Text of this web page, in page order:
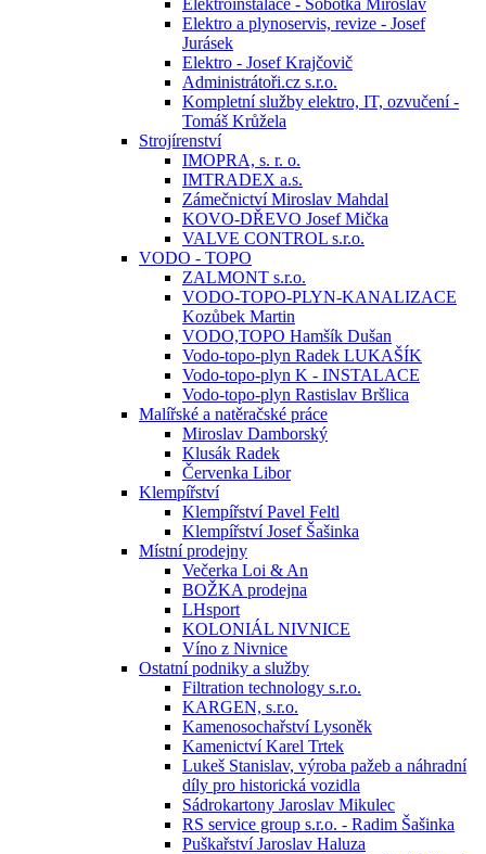
Elektroinstalace - Sobotka Miroslav
Elektro a plynoservis, revize - Josef
Jurásek
Elektro - Josef Krajčovič
Administrátoři.cz s.r.o.
Kompletní služby elektro, IT, ozvučení -
Tomáš Krůžela
Strojírenství
IMOPRA, s. r. o.
IMTRADEX a.s.
Zámečnictví Miroslav Mahdal
KOVO-DŘEVO Josef Mička
VALVE CONTROL s.r.o.
VODO - TOPO
ZALMONT s.r.o.
VODO-TOPO-PLYN-KANALIZACE
Kozůbek Martin
VODO,TOPO Hamšík Dušan
Vodo-topo-plyn Radek LUKAŠÍK
Vodo-topo-plyn K - INSTALACE
Vodo-topo-plyn Rastislav Bršlica
Malířské a natěračské práce
Miroslav Damborský
Klusák Radek
Červenka Libor
Klempířství
Klempířství Pavel Feltl
Klempířství Josef Šašinka
Místní prodejny
Večerka Loi & An
BOŽKA prodejna
LHsport
KOLONIÁL NIVNICE
Víno z Nivnice
Ostatní podniky a služby
Filtration technology s.r.o.
KARGEN, s.r.o.
Kamenosochařství Lysoněk
Kamenictví Karel Trtek
Lukeš Stanislav, výroba pažeb a náhradní
díly pro historická vozidla
Sádrokartony Jaroslav Mikulec
RS service group s.r.o. - Radim Šašinka
Puškařství Jaroslav Haluza